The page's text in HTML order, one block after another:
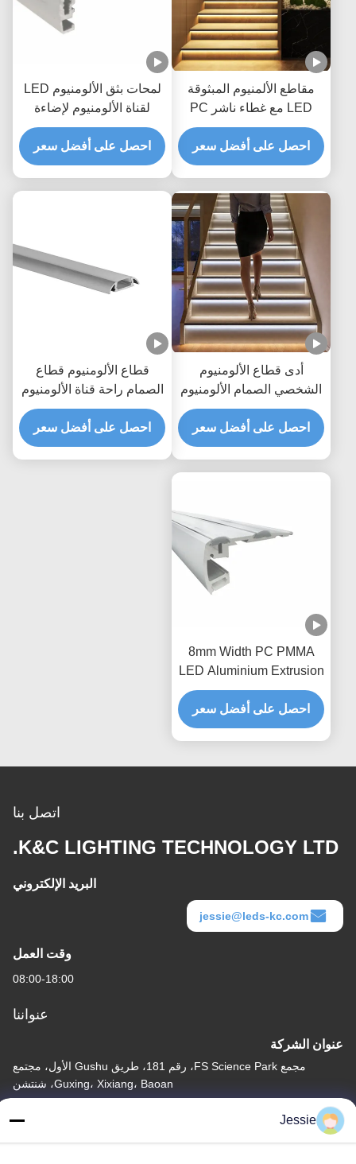
مقاطع الألمنيوم المبثوقة
LED مع غطاء ناشر PC
للإضاءة الخطية الداخلية
احصل على أفضل سعر
لمحات بثق الألومنيوم LED
لقناة الألومنيوم لإضاءة
السلالم
احصل على أفضل سعر
أدى قطاع الألومنيوم
الشخصي الصمام الألومنيوم
النتوء الأسود أدى الألومنيوم
الشخصي دعوى لإضاءة درج
احصل على أفضل سعر
قطاع الألومنيوم قطاع
الصمام راحة قناة الألومنيوم
مقذوف
احصل على أفضل سعر
8mm Width PC PMMA
LED Aluminium Extrusion
Profiles 6063 T5 With PC
Diffuser Cover
احصل على أفضل سعر
اتصل بنا
K&C LIGHTING TECHNOLOGY LTD.
البريد الإلكتروني
jessie@leds-kc.com
وقت العمل
08:00-18:00
عنواننا
عنوان الشركة
مجمع FS Science Park، رقم 181، طريق Gushu الأول، مجتمع
Guxing، Xixiang، Baoan، شنتشن
عنوان المصنع
Jessie